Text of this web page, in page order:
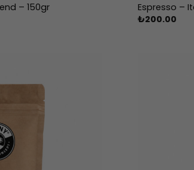
– 150gr
Espresso –
₺200.00